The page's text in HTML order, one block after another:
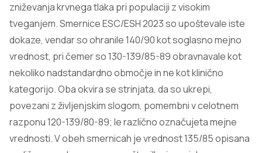
zniževanja krvnega tlaka pri populaciji z visokim
tveganjem. Smernice ESC/ESH 2023 so upoštevale iste
dokaze, vendar so ohranile 140/90 kot soglasno mejno
vrednost, pri čemer so 130-139/85-89 obravnavale kot
nekoliko nadstandardno območje in ne kot klinično
kategorijo. Oba okvira se strinjata, da so ukrepi,
povezani z življenjskim slogom, pomembni v celotnem
razponu 120-139/80-89; le različno označujeta mejne
vrednosti. V obeh smernicah je vrednost 135/85 opisana